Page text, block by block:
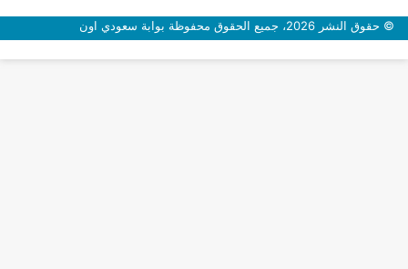
© حقوق النشر 2026، جميع الحقوق محفوظة بوابة سعودي اون